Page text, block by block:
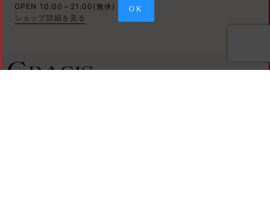
OPEN 10:00～21:00(無休)
ショップ詳細を見る
OK